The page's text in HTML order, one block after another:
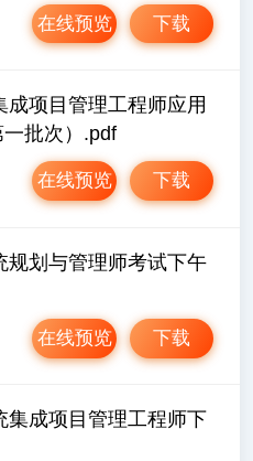
下载
在线预览
项目管理工程师应用
批次）.pdf
下载
在线预览
规划与管理师考试下午
下载
在线预览
集成项目管理工程师下